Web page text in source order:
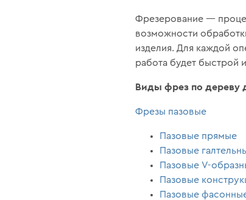
Фрезерование —
возможности
изделия. Для каждой
работа будет быстрой
Виды фрез по дереву
Фрезы пазовые
Пазовые прямые
Пазовые
Пазовые V-
Пазовые
Пазовые